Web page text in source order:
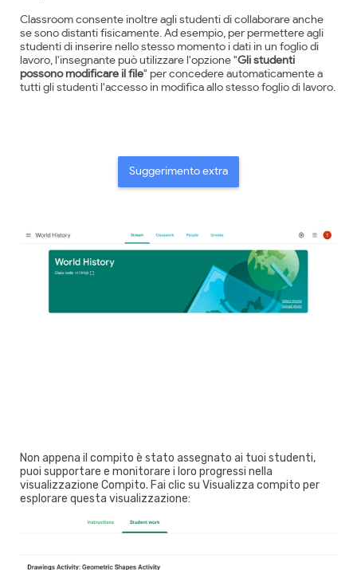
Classroom consente inoltre agli studenti di collaborare anche
se sono distanti fisicamente. Ad esempio, per permettere agli
studenti di inserire nello stesso momento i dati in un foglio di
lavoro, l'insegnante può utilizzare l'opzione "Gli studenti
possono modificare il file" per concedere automaticamente a
tutti gli studenti l'accesso in modifica allo stesso foglio di lavoro.
Suggerimento extra
Non appena il compito è stato assegnato ai tuoi studenti,
puoi supportare e monitorare i loro progressi nella
visualizzazione Compito. Fai clic su Visualizza compito per
esplorare questa visualizzazione: